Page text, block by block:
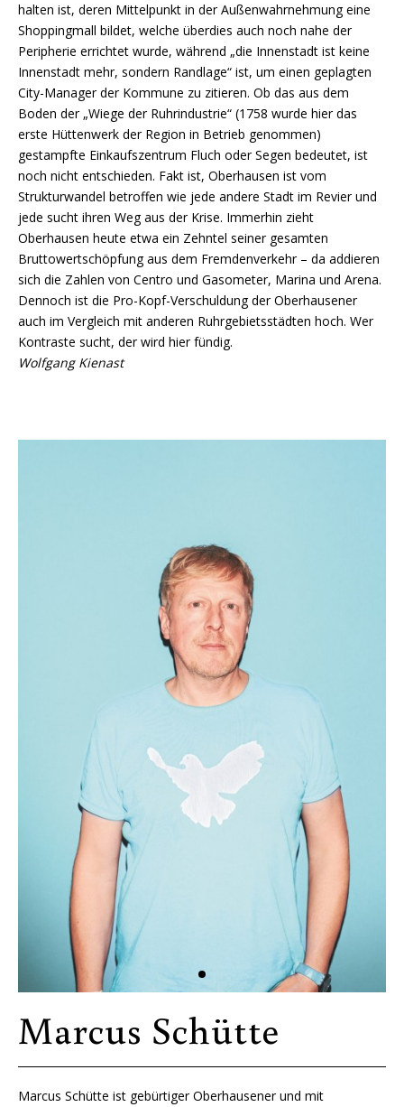
halten ist, deren Mittelpunkt in der Außenwahrnehmung eine
Shoppingmall bildet, welche überdies auch noch nahe der
Peripherie errichtet wurde, während „die Innenstadt ist keine
Innenstadt mehr, sondern Randlage“ ist, um einen geplagten
City-Manager der Kommune zu zitieren. Ob das aus dem
Boden der „Wiege der Ruhrindustrie“ (1758 wurde hier das
erste Hüttenwerk der Region in Betrieb genommen)
gestampfte Einkaufszentrum Fluch oder Segen bedeutet, ist
noch nicht entschieden. Fakt ist, Oberhausen ist vom
Strukturwandel betroffen wie jede andere Stadt im Revier und
jede sucht ihren Weg aus der Krise. Immerhin zieht
Oberhausen heute etwa ein Zehntel seiner gesamten
Bruttowertschöpfung aus dem Fremdenverkehr – da addieren
sich die Zahlen von Centro und Gasometer, Marina und Arena.
Dennoch ist die Pro-Kopf-Verschuldung der Oberhausener
auch im Vergleich mit anderen Ruhrgebietsstädten hoch. Wer
Kontraste sucht, der wird hier fündig.
Wolfgang Kienast
Marcus Schütte
Marcus Schütte ist gebürtiger Oberhausener und mit